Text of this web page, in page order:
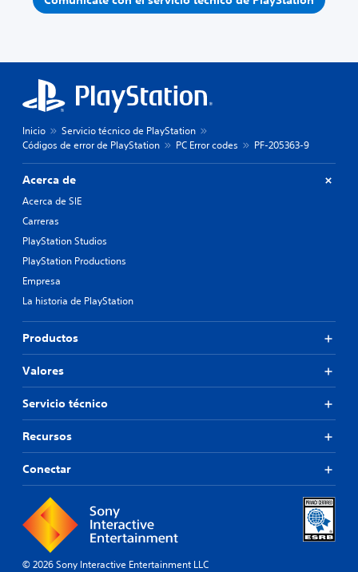
Inicio
Servicio técnico de PlayStation
Códigos de error de PlayStation
PC Error codes PF-205363-9
Acerca de
Acerca de SIE
Carreras
PlayStation Studios
PlayStation Productions
Empresa
La historia de PlayStation
Productos
Valores
Servicio técnico
Recursos
Conectar
© 2026 Sony Interactive Entertainment LLC